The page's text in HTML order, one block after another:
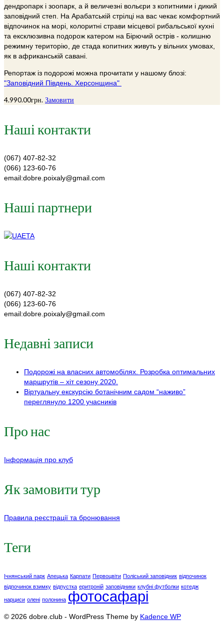
дендропарк і зоопарк, а й величезні вольєри з копитними і дикий
заповідний степ. На Арабатській стрілці на вас чекає комфортний
відпочинок на морі, колоритні страви місцевої рибальської кухні
та ексклюзивна подорож катером на Бірючий острів - колишню
режимну територію, де стада копитних живуть у вільних умовах,
як в африканській савані.
Репортаж із подорожі можна прочитати у нашому блозі:
"Заповідний Південь. Херсонщина"
4.990.00грн. Замовити
Наші контакти
(067) 407-82-32
(066) 123-60-76
email:dobre.poixaly@gmail.com
Наші партнери
Наші контакти
(067) 407-82-32
(066) 123-60-76
email:dobre.poixaly@gmail.com
Недавні записи
Подорожі на власних автомобілях. Розробка оптимальних
маршрутів – хіт сезону 2020.
Віртуальну екскурсію ботанічним садом “наживо”
переглянуло 1200 учасників
Про нас
Інформація про клуб
Як замовити тур
Правила реєстрації та бронювання
Теги
Ічнянський парк Апецька Карпати Первоцвіти Поліський заповідник відпочинок
відпочинок взимку відпустка еритроній заповідники клубні футболки котедж
нарциси олені полонина фотосафарі
© 2026 dobre.club - WordPress Theme by Kadence WP